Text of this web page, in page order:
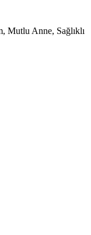
Mutlu Anne, Sağlıklı